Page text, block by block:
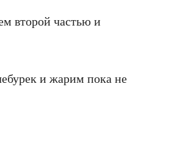
второй частью и
и жарим пока не